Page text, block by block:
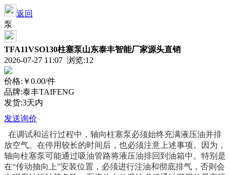
返回
泵
TFA11VSO130柱塞泵山东泰丰智能厂家源头直销
2026-07-27 11:07 浏览:12
价格: ￥0.00/件
品牌:泰丰TAIFENG
发货:3天内
发送询价
在调试和运行过程中，轴向柱塞泵必须始终充满液压油并排
放空气。在停用较长的时间后，也必须注意上述事项。因为，
轴向柱塞泵可能通过吸油管路将液压油排回到油箱中。特别是
在“传动抽向上”安装位置，必须进行注油和彻底排气，否则会